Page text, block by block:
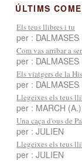
ÚLTIMS
Els teus llibres i tu
per :
Com vas arribar a
per :
Els viatgers de la
per :
Llegeixes els teus
per : MARCH (A.)
Una caça d'ous de
per : JULIEN
Llegeixes els teus
per : JULIEN